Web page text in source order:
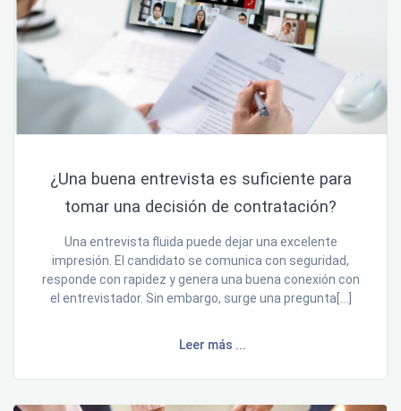
¿Una buena entrevista es suficiente para
tomar una decisión de contratación?
Una entrevista fluida puede dejar una excelente
impresión. El candidato se comunica con seguridad,
responde con rapidez y genera una buena conexión con
el entrevistador. Sin embargo, surge una pregunta[…]